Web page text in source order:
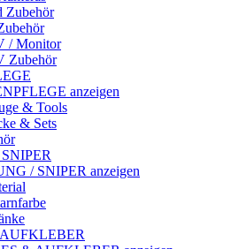
Zubehör
/ Monitor
Zubehör
anzeigen
& Tools
& Sets
/ SNIPER anzeigen